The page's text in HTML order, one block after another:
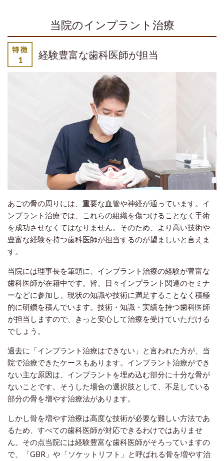
当院のインプラント治療
経験豊富な歯科医師が担当
あごの骨の周りには、重要な血管や神経が通っています。イ
ンプラント治療では、これらの組織を傷つけることなく手術
を成功させなくてはなりません。そのため、より高い技術や
豊富な経験を持つ歯科医師が担当するのが望ましいと言えま
す。
当院には理事長を筆頭に、インプラント治療の経験が豊富な
歯科医師が在籍中です。皆、日々インプラント関連のセミナ
ーなどに参加し、現状の知識や技術に満足することなく積極
的に研鑽を積んでいます。技術・知識・実績を持つ歯科医師
が担当しますので、きっと安心して治療を受けていただける
でしょう。
過去に「インプラント治療はできない」と言われた方が、当
院で治療できたケースもあります。インプラント治療ができ
ない主な原因は、インプラントを埋め込む部分に十分な骨が
ないことです。そうした場合の選択肢として、不足している
部分の骨を増やす治療法があります。
しかし骨を増やす治療は高度な技術が必要な難しい方法であ
るため、すべての歯科医師が対応できるわけではありませ
ん。その点当院には経験豊富な歯科医師がそろっていますの
で、「GBR」や「ソケットリフト」と呼ばれる骨を増やす治